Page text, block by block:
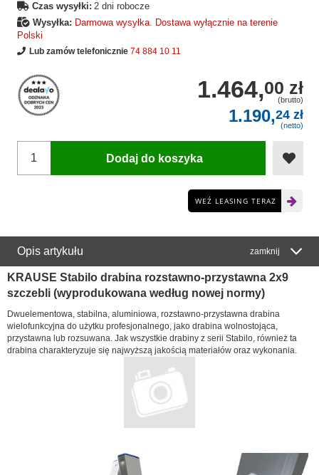
Czas wysyłki: 2 dni robocze
Wysyłka: Darmowa wysyłka. Dostawa wyłącznie na terenie
Polski
Lub zamów telefonicznie 74 884 10 11
1.464,00 zł
(brutto)
1.190,24 zł
(netto)
Dodaj do koszyka
WEŹ LEASING TERAZ
Opis artykułu zamknij
KRAUSE Stabilo drabina rozstawno-przystawna 2x9
szczebli (wyprodukowana według nowej normy)
Dwuelementowa, stabilna, aluminiowa, rozstawno-przystawna drabina
wielofunkcyjna do użytku profesjonalnego, jako drabina wolnostojąca,
przystawna lub rozsuwana. Jak wszystkie drabiny z serii Stabilo, również ta
drabina charakteryzuje się najwyższą jakością materiałów oraz wykonania.